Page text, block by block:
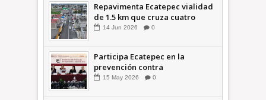
Repavimenta Ecatepec vialidad
de 1.5 km que cruza cuatro
comunidades +Video
14 Jun 2026 0
Participa Ecatepec en la
prevención contra
inundaciones en el Valle de
15 May 2026 0